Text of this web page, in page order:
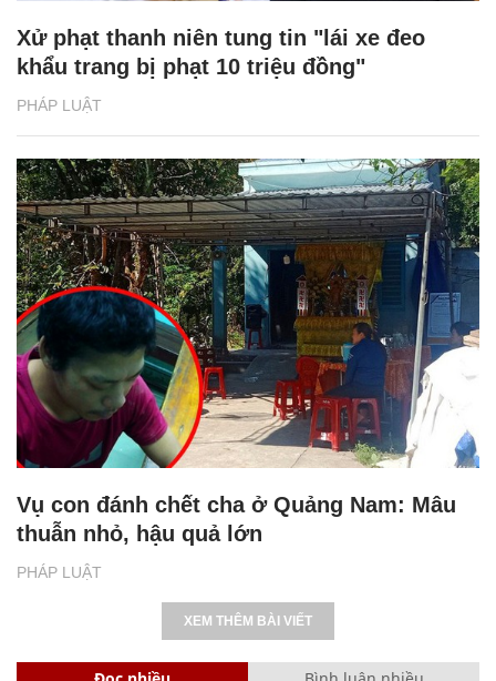
PHÁP LUẬT
Xử phạt thanh niên tung tin "lái xe đeo
khẩu trang bị phạt 10 triệu đồng"
PHÁP LUẬT
Vụ con đánh chết cha ở Quảng Nam: Mâu
thuẫn nhỏ, hậu quả lớn
XEM THÊM BÀI VIẾT